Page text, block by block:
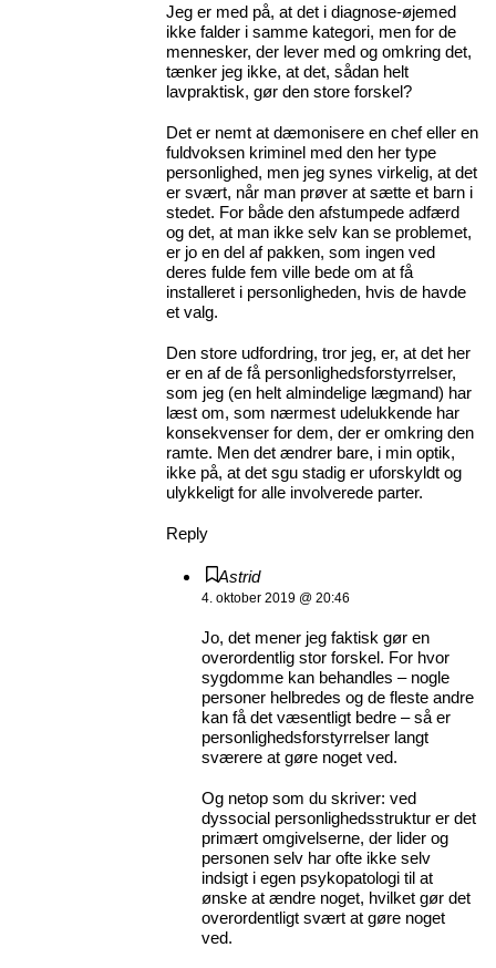
Jeg er med på, at det i diagnose-øjemed
ikke falder i samme kategori, men for de
mennesker, der lever med og omkring det,
tænker jeg ikke, at det, sådan helt
lavpraktisk, gør den store forskel?
Det er nemt at dæmonisere en chef eller en
fuldvoksen kriminel med den her type
personlighed, men jeg synes virkelig, at det
er svært, når man prøver at sætte et barn i
stedet. For både den afstumpede adfærd
og det, at man ikke selv kan se problemet,
er jo en del af pakken, som ingen ved
deres fulde fem ville bede om at få
installeret i personligheden, hvis de havde
et valg.
Den store udfordring, tror jeg, er, at det her
er en af de få personlighedsforstyrrelser,
som jeg (en helt almindelige lægmand) har
læst om, som nærmest udelukkende har
konsekvenser for dem, der er omkring den
ramte. Men det ændrer bare, i min optik,
ikke på, at det sgu stadig er uforskyldt og
ulykkeligt for alle involverede parter.
Reply
Astrid
4. oktober 2019 @ 20:46
Jo, det mener jeg faktisk gør en
overordentlig stor forskel. For hvor
sygdomme kan behandles – nogle
personer helbredes og de fleste andre
kan få det væsentligt bedre – så er
personlighedsforstyrrelser langt
sværere at gøre noget ved.
Og netop som du skriver: ved
dyssocial personlighedsstruktur er det
primært omgivelserne, der lider og
personen selv har ofte ikke selv
indsigt i egen psykopatologi til at
ønske at ændre noget, hvilket gør det
overordentligt svært at gøre noget
ved.